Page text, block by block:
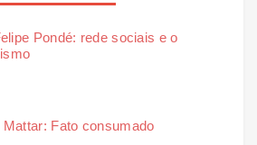
Pondé: rede sociais e o
Mattar: Fato consumado